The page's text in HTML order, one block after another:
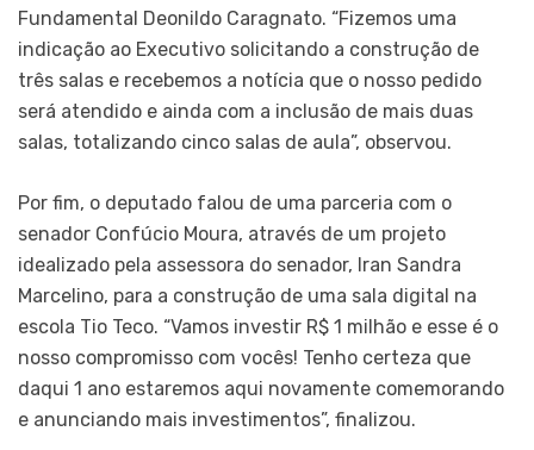
Fundamental Deonildo Caragnato. “Fizemos uma
indicação ao Executivo solicitando a construção de
três salas e recebemos a notícia que o nosso pedido
será atendido e ainda com a inclusão de mais duas
salas, totalizando cinco salas de aula”, observou.
Por fim, o deputado falou de uma parceria com o
senador Confúcio Moura, através de um projeto
idealizado pela assessora do senador, Iran Sandra
Marcelino, para a construção de uma sala digital na
escola Tio Teco. “Vamos investir R$ 1 milhão e esse é o
nosso compromisso com vocês! Tenho certeza que
daqui 1 ano estaremos aqui novamente comemorando
e anunciando mais investimentos”, finalizou.